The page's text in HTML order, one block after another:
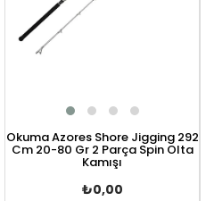
Okuma Azores Shore Jigging 292
Cm 20-80 Gr 2 Parça Spin Olta
Kamışı
₺0,00